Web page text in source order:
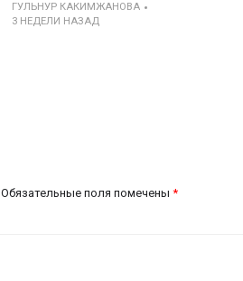
ГУЛЬНУР КАКИМЖАНОВА
3 НЕДЕЛИ НАЗАД
Обязательные поля помечены *